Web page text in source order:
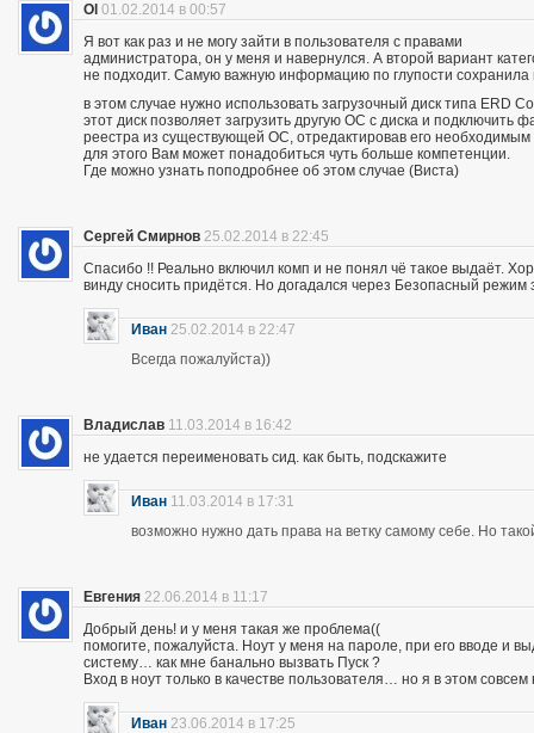
Ol 01.02.2014 в 00:57
Я вот как раз и не могу зайти в пользователя с правами
администратора, он у меня и навернулся. А второй вариант
не подходит. Самую важную информацию по глупости сохранила
в этом случае нужно использовать загрузочный диск типа ERD
этот диск позволяет загрузить другую ОС с диска и подключить
реестра из существующей ОС, отредактировав его
для этого Вам может понадобиться чуть больше компетенции.
Где можно узнать поподробнее об этом случае (Виста)
Сергей Смирнов 25.02.2014 в 22:45
Спасибо !! Реально включил комп и не понял чё такое выдаёт.
винду сносить придётся. Но догадался через Безопасный
Иван 25.02.2014 в 22:47
Всегда пожалуйста))
Владислав 11.03.2014 в 16:42
не удается переименовать сид. как быть, подскажите
Иван 11.03.2014 в 17:31
возможно нужно дать права на ветку самому себе. Но
Евгения 22.06.2014 в 11:17
Добрый день! и у меня такая же проблема((
помогите, пожалуйста. Ноут у меня на пароле, при его вводе и
систему… как мне банально вызвать Пуск ?
Вход в ноут только в качестве пользователя… но я в этом
Иван 23.06.2014 в 17:25